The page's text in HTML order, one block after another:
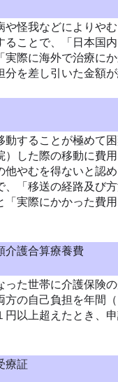
や怪我などによりや
ることで、「日本国
実際に海外で治療に
を差し引いた金額が
動することが極めて
）した際の移動に費
他やむを得ないと認
、「移送の経路及び
「実際にかかった費
護合算療養費
った世帯に介護保険
方の自己負担を年間
円以上超えたとき、
療証